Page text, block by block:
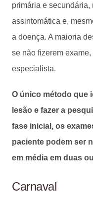
primária e secundária,
assintomática e,
a doença. A maioria
se não fizerem
especialista.
O único método que
lesão e fazer a
fase inicial, os
paciente podem ser
em média em duas
Carnaval